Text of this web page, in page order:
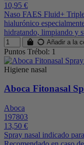
10,95 €
Naso FAES Fluid+
hialurónico
hidratando, limpiando y
Añadir a la
Puntos Trébol: 1
Higiene nasal
Aboca Fitonasal
Aboca
197803
13,50 €
Spray nasal indicado